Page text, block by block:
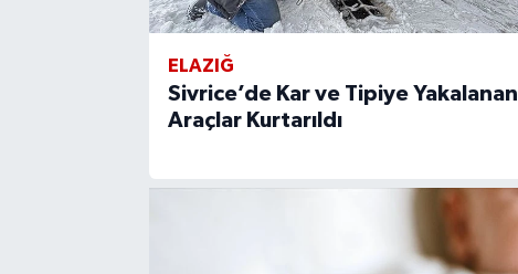
ELAZIĞ
Sivrice’de Kar ve Tipiye Yakalanan
Araçlar Kurtarıldı